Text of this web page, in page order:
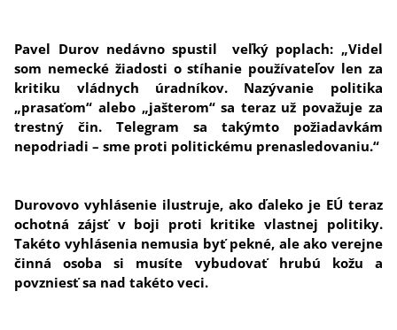
Pavel Durov nedávno spustil veľký poplach: „Videl
som nemecké žiadosti o stíhanie používateľov len za
kritiku vládnych úradníkov. Nazývanie politika
„prasaťom“ alebo „jašterom“ sa teraz už považuje za
trestný čin. Telegram sa takýmto požiadavkám
nepodriadi – sme proti politickému prenasledovaniu.“
Durovovo vyhlásenie ilustruje, ako ďaleko je EÚ teraz
ochotná zájsť v boji proti kritike vlastnej politiky.
Takéto vyhlásenia nemusia byť pekné, ale ako verejne
činná osoba si musíte vybudovať hrubú kožu a
povzniesť sa nad takéto veci.